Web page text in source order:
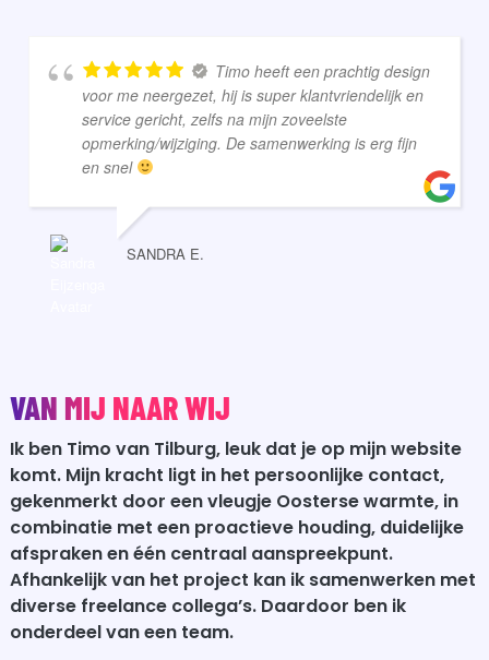
Timo heeft een prachtig design
voor me neergezet, hij is super klantvriendelijk en
service gericht, zelfs na mijn zoveelste
opmerking/wijziging. De samenwerking is erg fijn
en snel
SANDRA E.
VAN MIJ NAAR WIJ
Ik ben Timo van Tilburg, leuk dat je op mijn website
komt. Mijn kracht ligt in het persoonlijke contact,
gekenmerkt door een vleugje Oosterse warmte, in
combinatie met een proactieve houding, duidelijke
afspraken en één centraal aanspreekpunt.
Afhankelijk van het project kan ik samenwerken met
diverse freelance collega’s. Daardoor ben ik
onderdeel van een team.